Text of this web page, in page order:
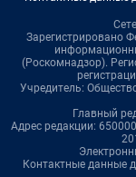
Зарегистрировано
(Роскомнадзор).
Учредитель:
Главный
Адрес редакции:
Контактные данные